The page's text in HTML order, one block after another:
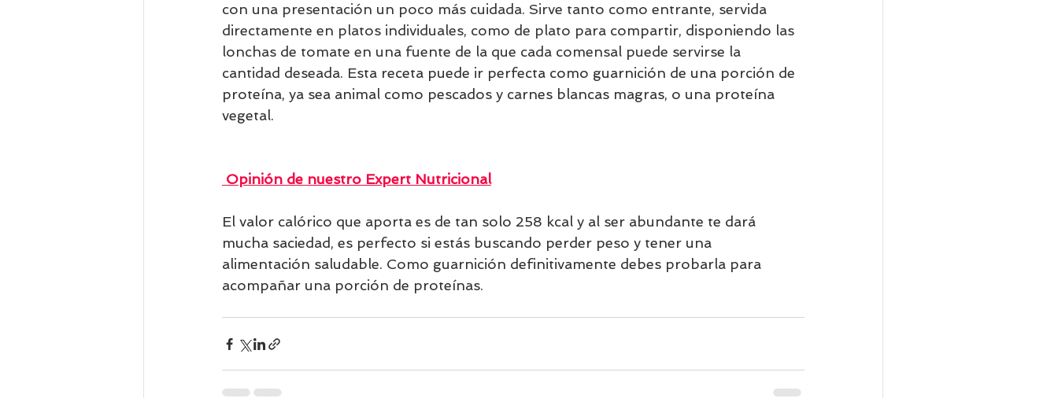
con una presentación un poco más cuidada. Sirve tanto como entrante, servida
directamente en platos individuales, como de plato para compartir, disponiendo las
lonchas de tomate en una fuente de la que cada comensal puede servirse la
cantidad deseada. Esta receta puede ir perfecta como guarnición de una porción de
proteína, ya sea animal como pescados y carnes blancas magras, o una proteína
vegetal.
Opinión de nuestro Expert Nutricional
El valor calórico que aporta es de tan solo 258 kcal y al ser abundante te dará
mucha saciedad, es perfecto si estás buscando perder peso y tener una
alimentación saludable. Como guarnición definitivamente debes probarla para
acompañar una porción de proteínas.